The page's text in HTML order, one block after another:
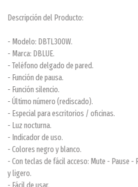
Descripción del Producto:
- Modelo: DBTL300W.
- Marca: DBLUE.
- Teléfono delgado de pared.
- Función de pausa.
- Función silencio.
- Último número (rediscado).
- Especial para escritorios / oficinas.
- Luz nocturna.
- Indicador de uso.
- Colores negro y blanco.
- Con teclas de fácil acceso: Mute - Pause -
y ligero.